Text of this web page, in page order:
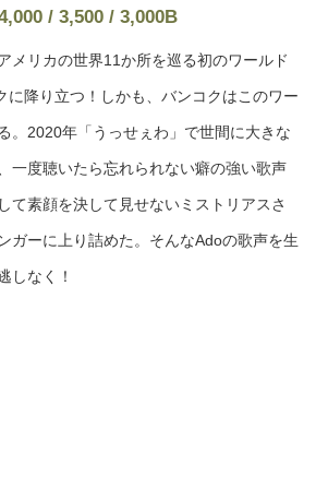
/ 3,500 / 3,000B
メリカの世界11か所を巡る初のワールド
に降り立つ！しかも、バンコクはこのワー
。2020年「うっせぇわ」で世間に大きな
一度聴いたら忘れられない癖の強い歌声
て素顔を決して見せないミストリアスさ
ガーに上り詰めた。そんなAdoの歌声を生
しなく！